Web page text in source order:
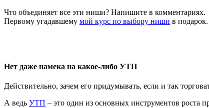
Что объединяет все эти ниши? Напишите в комментариях.
Первому угадавшему мой курс по выбору ниши в подарок.
Нет даже намека на какое-либо УТП
Действительно, зачем его придумывать, если и так
А ведь УТП – это один из основных инструментов роста